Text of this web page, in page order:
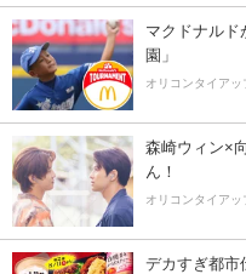
マクドナルド
園」
オリコンタイアッ
森崎ウィン×
ん！
オリコンタイアッ
デカすぎ都市